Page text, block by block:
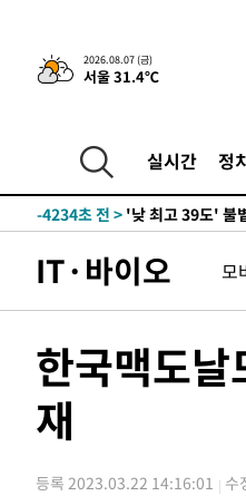
2026.08.07 (금)
서울 31.4℃
실시간 정
-21658초 전 >경찰, '홍명보는
-7254초 전 >[속보]합참 "北 발
-5432초 전 >
[속보] SKT, 에이
-4838초 전 >
-4234초 전 > '낮 최고 39도' 불
-3855초 전 >"韓 외환시장 개입
-3682초 전 >'월드컵 탈락 후
-3084초 전 >[속보]종합특검,
13분 전 >
14분 전 >
IT·바이오 모
한국맥도
재
등록 2023.03.22 14:16:01 수